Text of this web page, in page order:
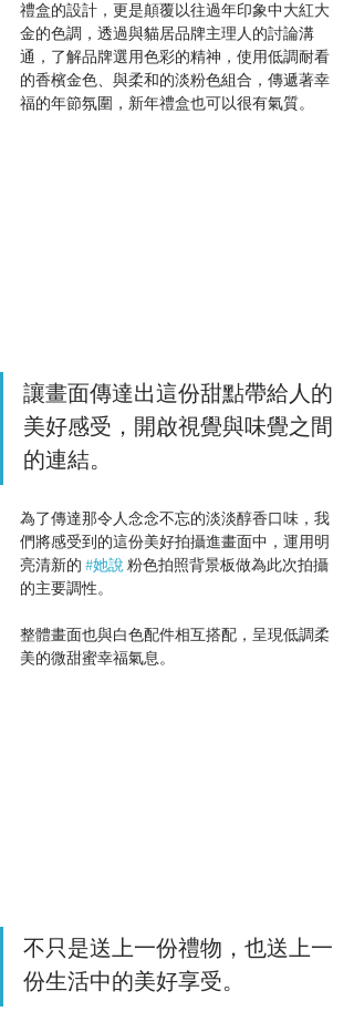
禮盒的設計，更是顛覆以往過年印象中大紅大
金的色調，透過與貓居品牌主理人的討論溝
通，了解品牌選用色彩的精神，使用低調耐看
的香檳金色、與柔和的淡粉色組合，傳遞著幸
福的年節氛圍，新年禮盒也可以很有氣質。
讓畫面傳達出這份甜點帶給人的
美好感受，開啟視覺與味覺之間
的連結。
為了傳達那令人念念不忘的淡淡醇香口味，我
們將感受到的這份美好拍攝進畫面中，運用明
亮清新的 #她說 粉色拍照背景板做為此次拍攝
的主要調性。
整體畫面也與白色配件相互搭配，呈現低調柔
美的微甜蜜幸福氣息。
不只是送上一份禮物，也送上一
份生活中的美好享受。